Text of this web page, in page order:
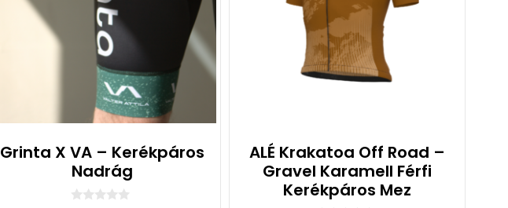
Grinta X VA – Kerékpáros
Nadrág
ALÉ Krakatoa Off Road –
Gravel Karamell Férfi
Kerékpáros Mez